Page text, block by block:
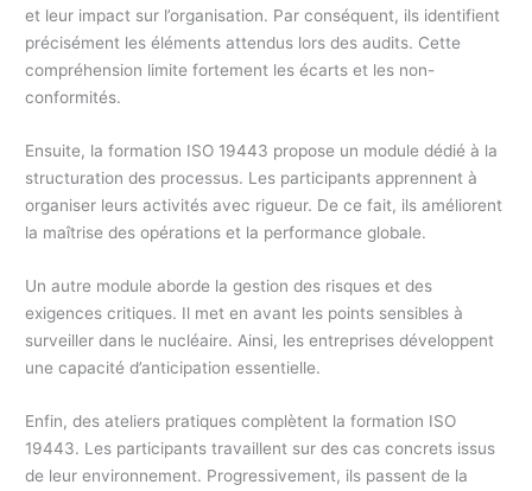
et leur impact sur l’organisation. Par conséquent, ils identifient
précisément les éléments attendus lors des audits. Cette
compréhension limite fortement les écarts et les non-
conformités.
Ensuite, la formation ISO 19443 propose un module dédié à la
structuration des processus. Les participants apprennent à
organiser leurs activités avec rigueur. De ce fait, ils améliorent
la maîtrise des opérations et la performance globale.
Un autre module aborde la gestion des risques et des
exigences critiques. Il met en avant les points sensibles à
surveiller dans le nucléaire. Ainsi, les entreprises développent
une capacité d’anticipation essentielle.
Enfin, des ateliers pratiques complètent la formation ISO
19443. Les participants travaillent sur des cas concrets issus
de leur environnement. Progressivement, ils passent de la